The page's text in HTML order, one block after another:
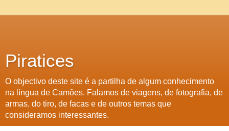
Piratices
O objectivo deste site é a partilha de algum conhecimento
na língua de Camões. Falamos de viagens, de fotografia, de
armas, do tiro, de facas e de outros temas que
consideramos interessantes.